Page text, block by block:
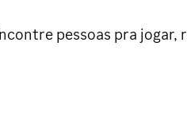
pessoas pra